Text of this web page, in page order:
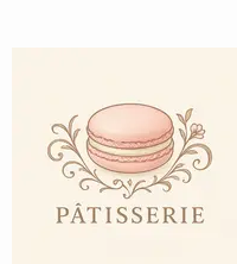
(Pressez
Entrée)